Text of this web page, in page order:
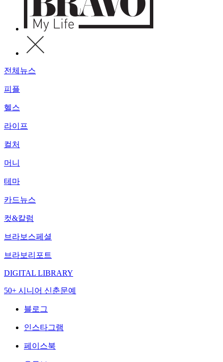
전체뉴스
피플
헬스
라이프
컬처
머니
테마
카드뉴스
컷&칼럼
브라보스페셜
브라보리포트
DIGITAL LIBRARY
50+ 시니어 신춘문예
블로그
인스타그램
페이스북